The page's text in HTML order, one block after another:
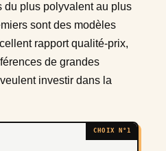
du plus polyvalent au plus
sont des modèles
rapport qualité-prix,
de grandes
investir dans la
CHOIX N°1